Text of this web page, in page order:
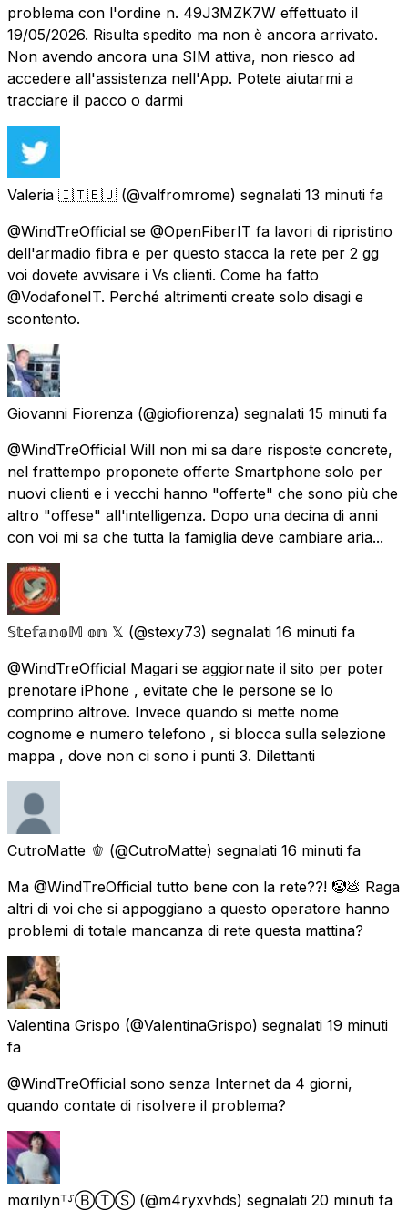
problema con l'ordine n. 49J3MZK7W effettuato il
19/05/2026. Risulta spedito ma non è ancora arrivato.
Non avendo ancora una SIM attiva, non riesco ad
accedere all'assistenza nell'App. Potete aiutarmi a
tracciare il pacco o darmi
Valeria 🇮🇹🇪🇺 (@valfromrome) segnalati 13 minuti fa
@WindTreOfficial se @OpenFiberIT fa lavori di ripristino
dell'armadio fibra e per questo stacca la rete per 2 gg
voi dovete avvisare i Vs clienti. Come ha fatto
@VodafoneIT. Perché altrimenti create solo disagi e
scontento.
Giovanni Fiorenza (@giofiorenza) segnalati 15 minuti fa
@WindTreOfficial Will non mi sa dare risposte concrete,
nel frattempo proponete offerte Smartphone solo per
nuovi clienti e i vecchi hanno "offerte" che sono più che
altro "offese" all'intelligenza. Dopo una decina di anni
con voi mi sa che tutta la famiglia deve cambiare aria...
𝕊𝕥𝕖𝕗𝕒𝕟𝕠𝕄 𝕠𝕟 𝕏 (@stexy73) segnalati 16 minuti fa
@WindTreOfficial Magari se aggiornate il sito per poter
prenotare iPhone , evitate che le persone se lo
comprino altrove. Invece quando si mette nome
cognome e numero telefono , si blocca sulla selezione
mappa , dove non ci sono i punti 3. Dilettanti
CutroMatte 🫑 (@CutroMatte) segnalati 16 minuti fa
Ma @WindTreOfficial tutto bene con la rete??! 🤡💩 Raga
altri di voi che si appoggiano a questo operatore hanno
problemi di totale mancanza di rete questa mattina?
Valentina Grispo (@ValentinaGrispo) segnalati 19 minuti
fa
@WindTreOfficial sono senza Internet da 4 giorni,
quando contate di risolvere il problema?
mαrilyn⸆⸉ⒷⓉⓈ (@m4ryxvhds) segnalati 20 minuti fa